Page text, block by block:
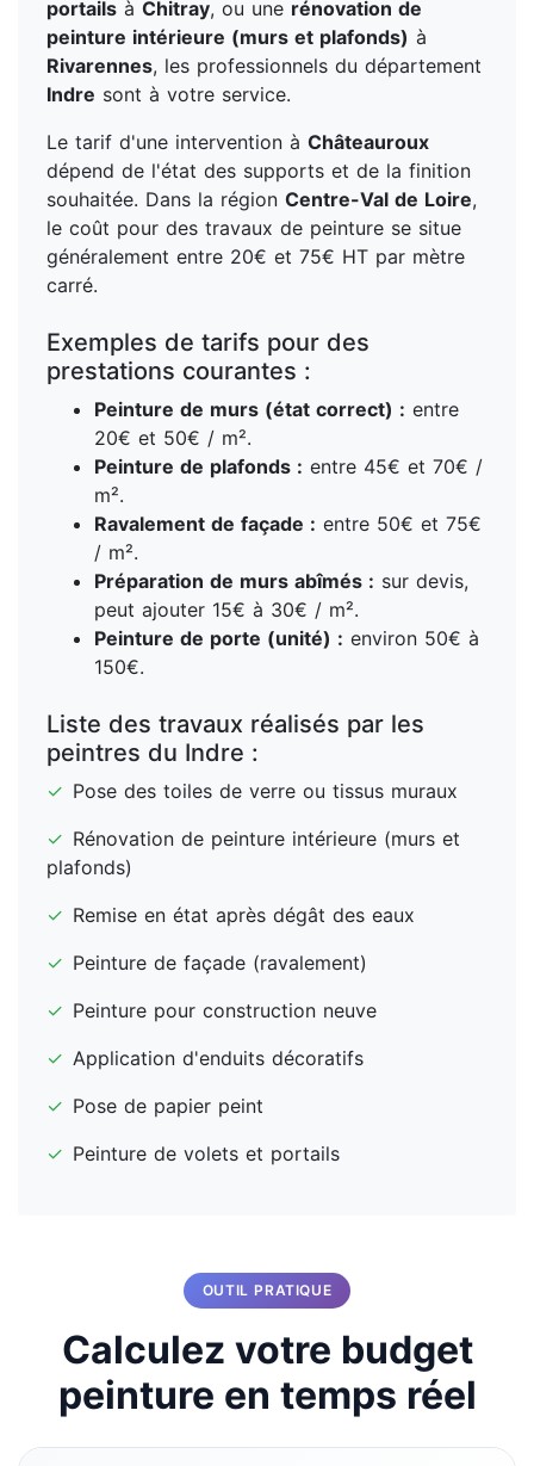
portails à Chitray, ou une rénovation de
peinture intérieure (murs et plafonds) à
Rivarennes, les professionnels du département
Indre sont à votre service.
Le tarif d'une intervention à Châteauroux
dépend de l'état des supports et de la finition
souhaitée. Dans la région Centre-Val de Loire,
le coût pour des travaux de peinture se situe
généralement entre 20€ et 75€ HT par mètre
carré.
Exemples de tarifs pour des
prestations courantes :
Peinture de murs (état correct) : entre
20€ et 50€ / m².
Peinture de plafonds : entre 45€ et 70€ /
m².
Ravalement de façade : entre 50€ et 75€
/ m².
Préparation de murs abîmés : sur devis,
peut ajouter 15€ à 30€ / m².
Peinture de porte (unité) : environ 50€ à
150€.
Liste des travaux réalisés par les
peintres du Indre :
✓ Pose des toiles de verre ou tissus muraux
✓ Rénovation de peinture intérieure (murs et
plafonds)
✓ Remise en état après dégât des eaux
✓ Peinture de façade (ravalement)
✓ Peinture pour construction neuve
✓ Application d'enduits décoratifs
✓ Pose de papier peint
✓ Peinture de volets et portails
OUTIL PRATIQUE
Calculez votre budget
peinture en temps réel